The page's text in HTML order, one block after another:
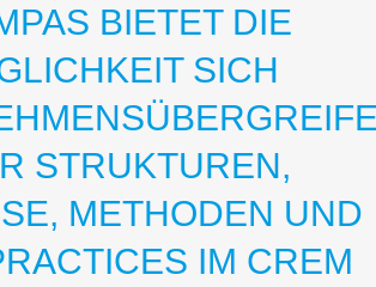
BIETET DIE
SICH
STRUKTUREN,
METHODEN UND
IM CREM